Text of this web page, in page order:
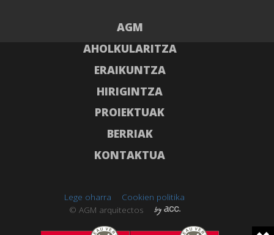
AGM
AHOLKULARITZA
ERAIKUNTZA
HIRIGINTZA
PROIEKTUAK
BERRIAK
KONTAKTUA
Lege oharra
Cookien politika
© AGM arquitectos